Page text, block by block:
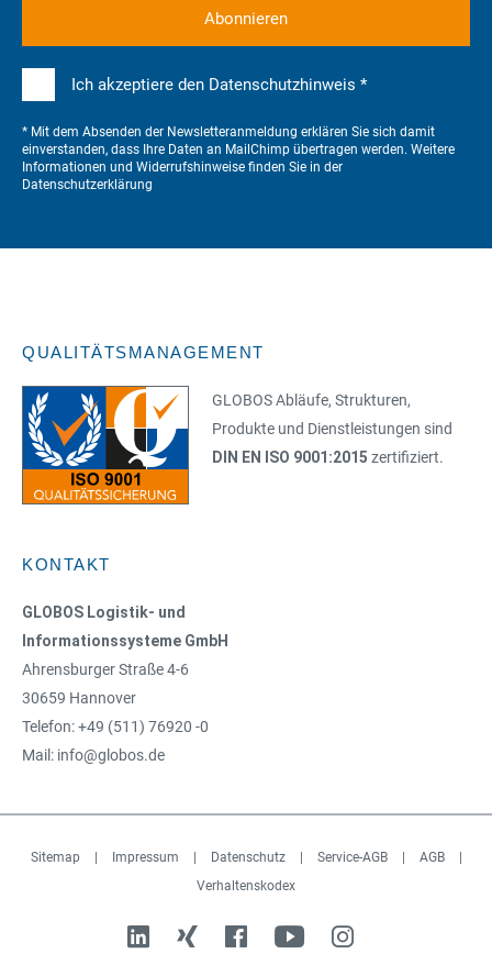
Ich akzeptiere den Datenschutzhinweis *
* Mit dem Absenden der Newsletteranmeldung erklären Sie sich damit
einverstanden, dass Ihre Daten an MailChimp übertragen werden. Weitere
Informationen und Widerrufshinweise finden Sie in der
Datenschutzerklärung
QUALITÄTSMANAGEMENT
GLOBOS Abläufe, Strukturen,
Produkte und Dienstleistungen sind
DIN EN ISO 9001:2015 zertifiziert.
KONTAKT
GLOBOS Logistik- und
Informationssysteme GmbH
Ahrensburger Straße 4-6
30659 Hannover
Telefon: +49 (511) 76920 -0
Mail: info@globos.de
Sitemap Impressum Datenschutz Service-AGB AGB
Verhaltenskodex